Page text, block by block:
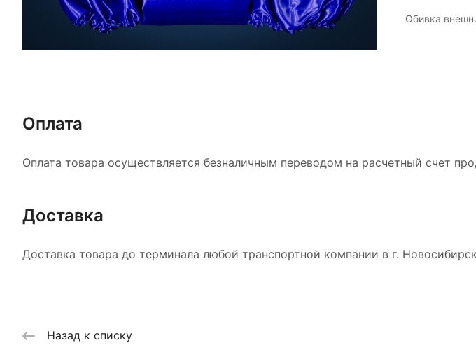
Обивка
Оплата
Оплата товара осуществляется безналичным переводом на расчетный счет
Доставка
Доставка товара до терминала любой транспортной компании в г.
Назад к списку